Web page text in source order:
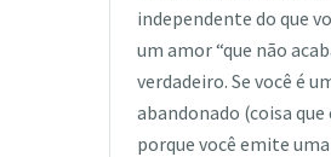
independente do que
um amor “que não
verdadeiro. Se você é
abandonado (coisa que
porque você emite uma